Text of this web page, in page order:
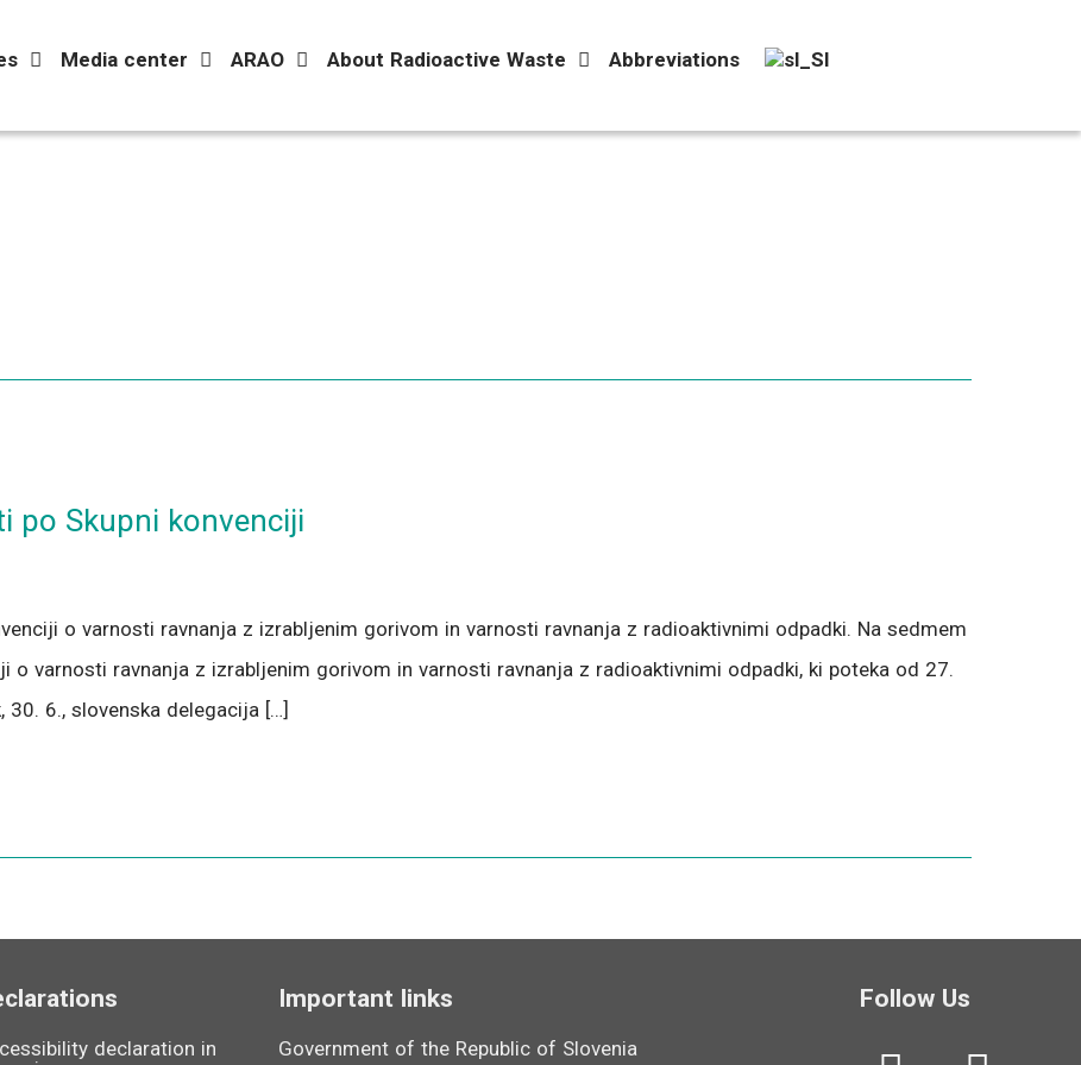
Media center ARAO About Radioactive Waste Abbreviations
po Skupni konvenciji
o varnosti ravnanja z izrabljenim gorivom in varnosti ravnanja z radioaktivnimi odpadki. Na sedmem
o varnosti ravnanja z izrabljenim gorivom in varnosti ravnanja z radioaktivnimi odpadki, ki poteka od 27.
6., slovenska delegacija […]
declaration in
Important links
Government of the Republic of Slovenia
Follow Us